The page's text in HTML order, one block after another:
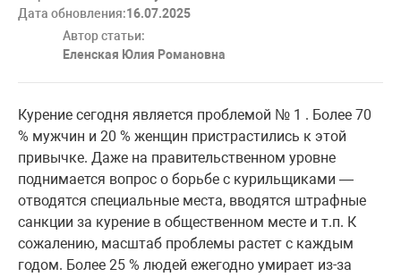
Дата обновления:16.07.2025
Автор статьи:
Еленская Юлия Романовна
Курение сегодня является проблемой № 1 . Более 70
% мужчин и 20 % женщин пристрастились к этой
привычке. Даже на правительственном уровне
поднимается вопрос о борьбе с курильщиками —
отводятся специальные места, вводятся штрафные
санкции за курение в общественном месте и т.п. К
сожалению, масштаб проблемы растет с каждым
годом. Более 25 % людей ежегодно умирает из-за